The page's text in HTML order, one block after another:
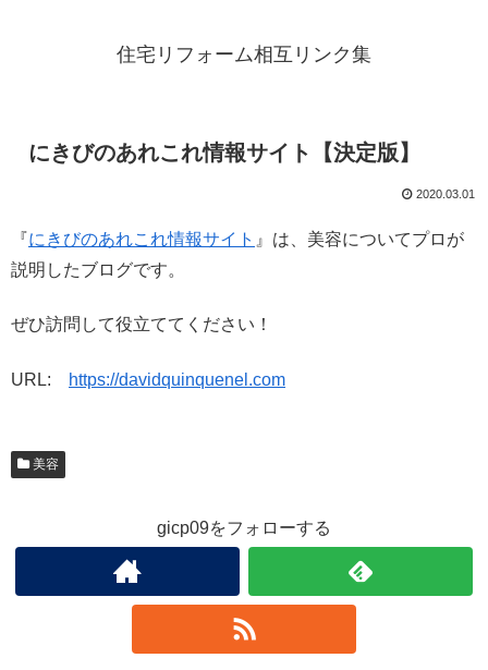
住宅リフォーム相互リンク集
にきびのあれこれ情報サイト【決定版】
2020.03.01
『にきびのあれこれ情報サイト 』は、美容についてプロが
説明したブログです。
ぜひ訪問して役立ててください！
URL: https://davidquinquenel.com
美容
gicp09をフォローする